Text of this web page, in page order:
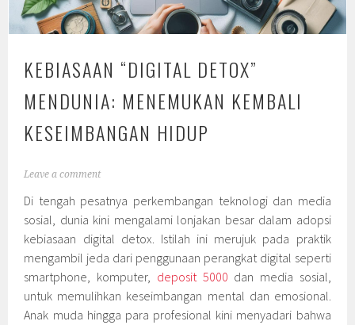
KEBIASAAN “DIGITAL DETOX”
MENDUNIA: MENEMUKAN KEMBALI
KESEIMBANGAN HIDUP
Leave a comment
Di tengah pesatnya perkembangan teknologi dan media
sosial, dunia kini mengalami lonjakan besar dalam adopsi
kebiasaan digital detox. Istilah ini merujuk pada praktik
mengambil jeda dari penggunaan perangkat digital seperti
smartphone, komputer, deposit 5000 dan media sosial,
untuk memulihkan keseimbangan mental dan emosional.
Anak muda hingga para profesional kini menyadari bahwa